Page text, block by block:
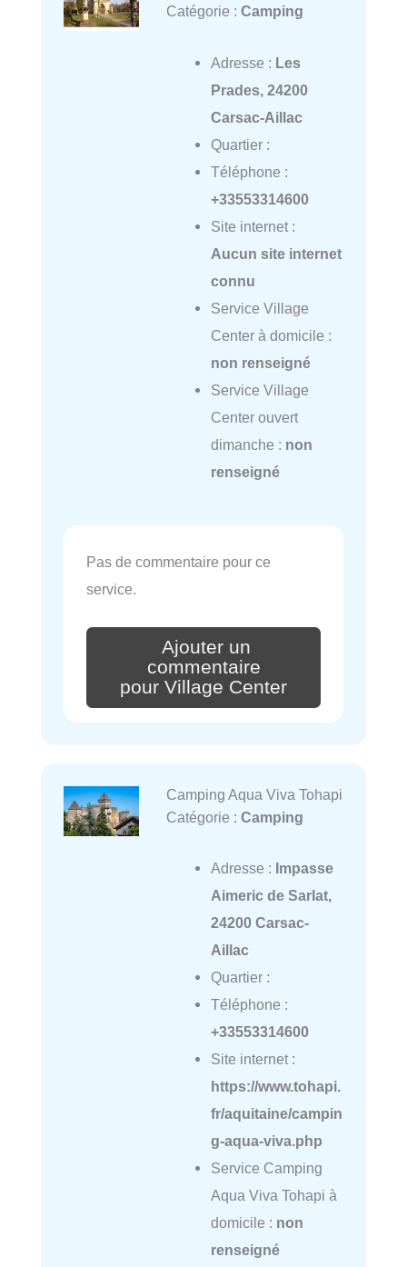
Catégorie : Camping
Adresse : Les
Prades, 24200
Carsac-Aillac
Quartier :
Téléphone :
+33553314600
Site internet :
Aucun site internet
connu
Service Village
Center à domicile :
non renseigné
Service Village
Center ouvert
dimanche : non
renseigné
Pas de commentaire pour ce
service.
Ajouter un
commentaire
pour Village Center
Camping Aqua Viva Tohapi
Catégorie : Camping
Adresse : Impasse
Aimeric de Sarlat,
24200 Carsac-
Aillac
Quartier :
Téléphone :
+33553314600
Site internet :
https://www.tohapi.
fr/aquitaine/campin
g-aqua-viva.php
Service Camping
Aqua Viva Tohapi à
domicile : non
renseigné